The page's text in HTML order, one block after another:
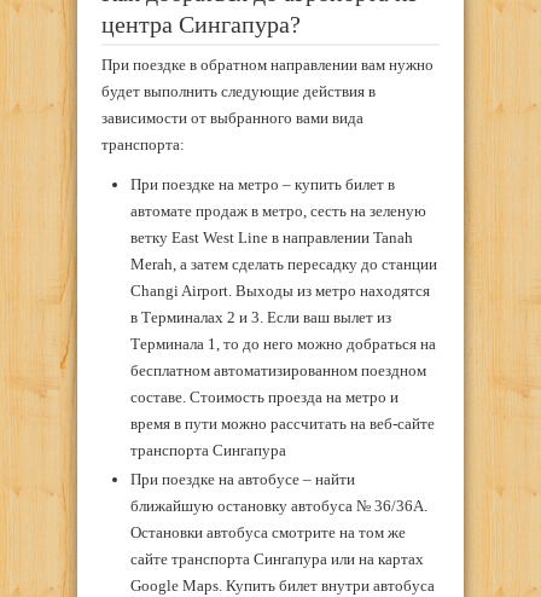
центра Сингапура?
При поездке в обратном направлении вам нужно
будет выполнить следующие действия в
зависимости от выбранного вами вида
транспорта:
При поездке на метро – купить билет в
автомате продаж в метро, сесть на зеленую
ветку East West Line в направлении Tanah
Merah, а затем сделать пересадку до станции
Changi Airport. Выходы из метро находятся
в Терминалах 2 и 3. Если ваш вылет из
Терминала 1, то до него можно добраться на
бесплатном автоматизированном поездном
составе. Стоимость проезда на метро и
время в пути можно рассчитать на веб-сайте
транспорта Сингапура
При поездке на автобусе – найти
ближайшую остановку автобуса № 36/36А.
Остановки автобуса смотрите на том же
сайте транспорта Сингапура или на картах
Google Maps. Купить билет внутри автобуса